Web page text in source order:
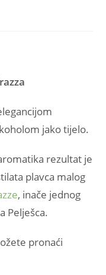
jako tijelo.
rezultat je
plavca malog
, inače jednog
Pelješca.
pronaći